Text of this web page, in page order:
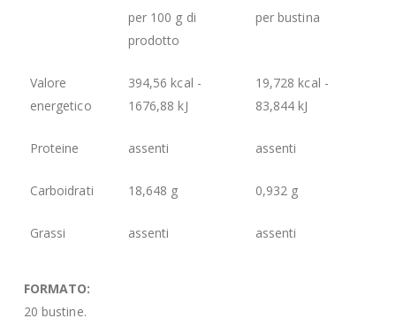
per 100 g di
prodotto
per bustina
Valore
energetico
394,56 kcal -
1676,88 kJ
19,728 kcal -
83,844 kJ
Proteine assenti assenti
Carboidrati 18,648 g 0,932 g
Grassi assenti assenti
FORMATO:
20 bustine.